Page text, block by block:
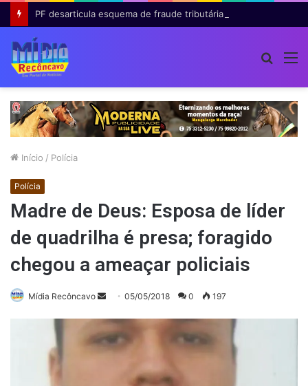
Início / Polícia
Polícia
Madre de Deus: Esposa de líder
de quadrilha é presa; foragido
chegou a ameaçar policiais
Mídia Recôncavo
Mande
mail
05/05/2018 0 197